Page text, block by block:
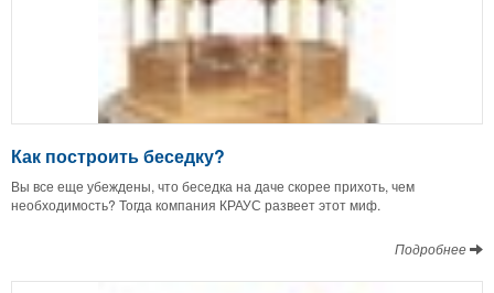
Как построить беседку?
Вы все еще убеждены, что беседка на даче скорее прихоть, чем
необходимость? Тогда компания КРАУС развеет этот миф.
Подробнее